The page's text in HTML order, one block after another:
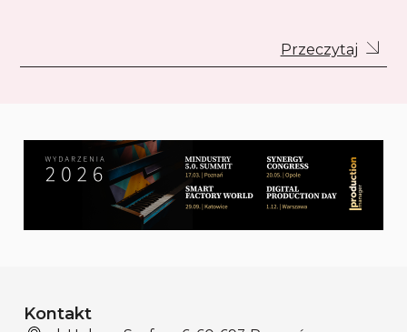
Przeczytaj
Kontakt